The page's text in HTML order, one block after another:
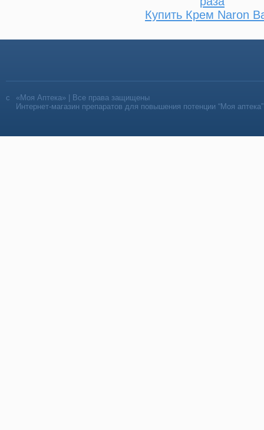
Купить Крем Naron
«Моя Аптека» | Все права защищены
Интернет-магазин препаратов для повышения потенции “Моя